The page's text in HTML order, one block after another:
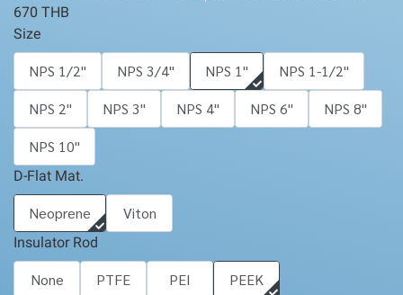
670 THB
Size
NPS 1/2'' NPS 3/4'' NPS 1''
NPS 1-1/2''
NPS 2''
NPS 3'' NPS 4'' NPS 6''
NPS 8''
NPS 10''
D-Flat Mat.
Neoprene Viton
Insulator Rod
None PTFE PEI PEEK